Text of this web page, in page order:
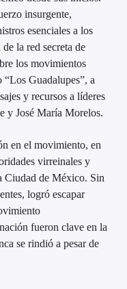
insurgente,
esenciales a los
la red secreta de
los movimientos
“Los Guadalupes”, a
y recursos a líderes
y José María Morelos.
en el movimiento, en
virreinales y
Ciudad de México. Sin
logró escapar
fueron clave en la
se rindió a pesar de